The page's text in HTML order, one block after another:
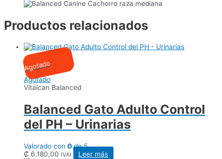
Productos relacionados
Agotado
Agotado
Vitalcan Balanced
Balanced Gato Adulto Control
del PH – Urinarias
Valorado con 0de 5
₡ 6.180,00 IVAI Leer más